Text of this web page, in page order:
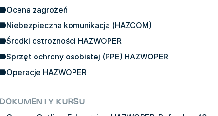
Ocena zagrożeń
Niebezpieczna komunikacja (HAZCOM)
Środki ostrożności HAZWOPER
Sprzęt ochrony osobistej (PPE) HAZWOPER
Operacje HAZWOPER
DOKUMENTY KURSU